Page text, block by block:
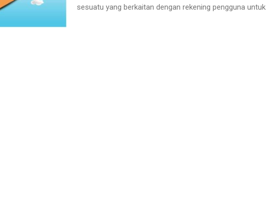
sesuatu yang berkaitan dengan rekening pengguna untuk...